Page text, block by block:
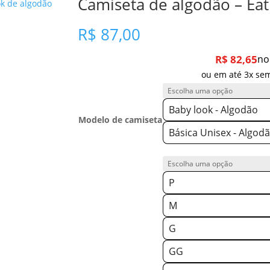
de algodão
Camiseta de algodão –
R$ 87,00
R$ 82,65
ou em até 3x
Modelo de camiseta
Baby look - Algodão
Básica Unisex -
P
M
G
GG